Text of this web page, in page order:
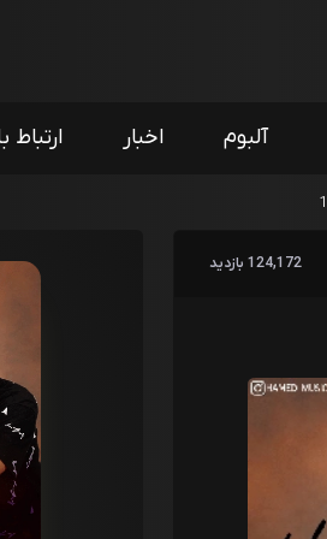
آلبوم اخبار ارتباط
124,172 بازدید